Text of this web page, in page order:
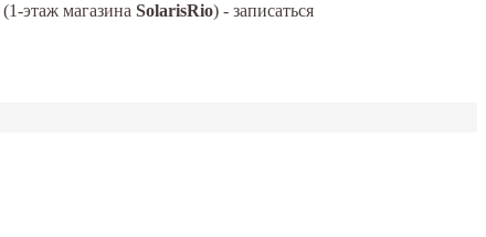
(1-этаж магазина SolarisRio) - записаться